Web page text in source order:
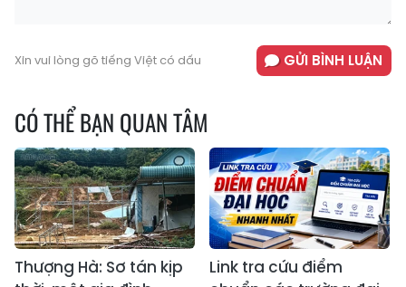
Xin vui lòng gõ tiếng Việt có dấu GỬI BÌNH LUẬN
CÓ THỂ BẠN QUAN TÂM
Thượng Hà: Sơ tán kịp
Link tra cứu điểm